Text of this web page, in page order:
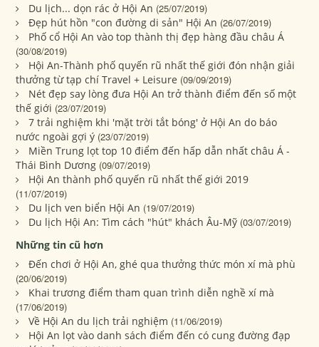
Du lịch... dọn rác ở Hội An (25/07/2019)
Đẹp hút hồn "con đường di sản" Hội An (26/07/2019)
Phố cổ Hội An vào top thành thị đẹp hàng đầu châu Á
(30/08/2019)
Hội An-Thành phố quyến rũ nhất thế giới đón nhận giải
thưởng từ tạp chí Travel + Leisure (09/09/2019)
Nét đẹp say lòng đưa Hội An trở thành điểm đến số một
thế giới (23/07/2019)
7 trải nghiệm khi 'mặt trời tắt bóng' ở Hội An do báo
nước ngoài gợi ý (23/07/2019)
Miền Trung lọt top 10 điểm đến hấp dẫn nhất châu Á -
Thái Bình Dương (09/07/2019)
Hội An thành phố quyến rũ nhất thế giới 2019
(11/07/2019)
Du lịch ven biển Hội An (19/07/2019)
Du lịch Hội An: Tìm cách "hút" khách Âu-Mỹ (03/07/2019)
Những tin cũ hơn
Đến chơi ở Hội An, ghé qua thưởng thức món xí mà phù
(20/06/2019)
Khai trương điểm tham quan trình diễn nghề xí mà
(17/06/2019)
Về Hội An du lịch trải nghiệm (11/06/2019)
Hội An lọt vào danh sách điểm đến có cung đường đạp